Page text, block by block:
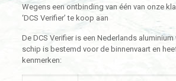
Wegens een ontbinding van één van onze
‘DCS Verifier’ te koop aan
De DCS Verifier is een Nederlands
schip is bestemd voor de binnenvaart en
kenmerken: